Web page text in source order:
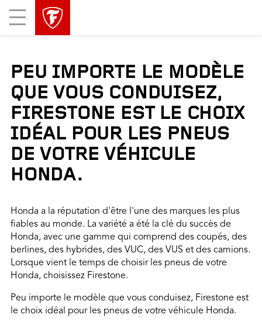
Mobile
Menu
skipped
PEU IMPORTE LE MODÈLE
QUE VOUS CONDUISEZ,
FIRESTONE EST LE CHOIX
IDÉAL POUR LES PNEUS
DE VOTRE VÉHICULE
HONDA.
Honda a la réputation d'être l'une des marques les plus
fiables au monde. La variété a été la clé du succès de
Honda, avec une gamme qui comprend des coupés, des
berlines, des hybrides, des VUC, des VUS et des camions.
Lorsque vient le temps de choisir les pneus de votre
Honda, choisissez Firestone.
Peu importe le modèle que vous conduisez, Firestone est
le choix idéal pour les pneus de votre véhicule Honda.